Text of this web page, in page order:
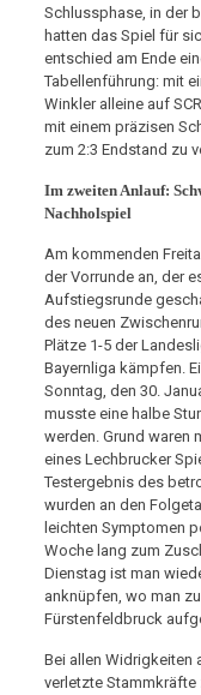
Schlussphase, in der
hatten das Spiel für
entschied am Ende
Tabellenführung: mit
Winkler alleine auf
mit einem präzisen
zum 2:3 Endstand zu
Im zweiten Anlauf:
Nachholspiel
Am kommenden
der Vorrunde an, der
Aufstiegsrunde
des neuen
Plätze 1-5 der
Bayernliga kämpfen.
Sonntag, den 30.
musste eine halbe
werden. Grund waren
eines Lechbrucker
Testergebnis des
wurden an den
leichten Symptomen
Woche lang zum
Dienstag ist man
anknüpfen, wo man
Fürstenfeldbruck
Bei allen Widrigkeiten
verletzte Stammkräfte